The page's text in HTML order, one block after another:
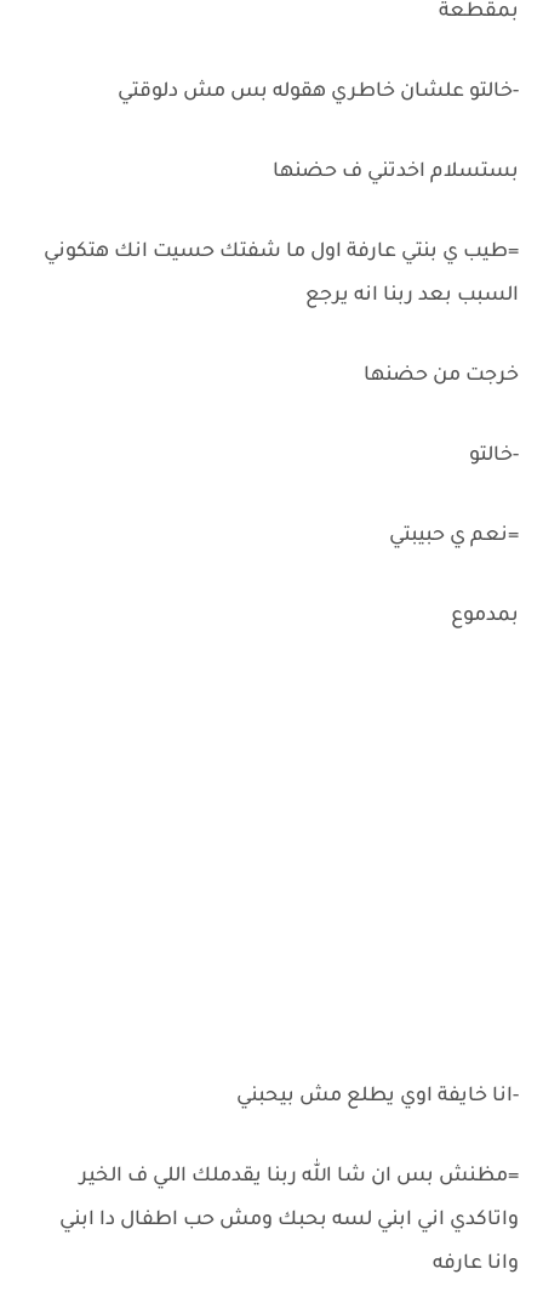
بمقطعة
-خالتو علشان خاطري هقوله بس مش دلوقتي
بستسلام اخدتني ف حضنها
=طيب ي بنتي عارفة اول ما شفتك حسيت انك هتكوني
السبب بعد ربنا انه يرجع
خرجت من حضنها
-خالتو
=نعم ي حبيبتي
بمدموع
-انا خايفة اوي يطلع مش بيحبني
=مظنش بس ان شا الله ربنا يقدملك اللي ف الخير
واتاكدي اني ابني لسه بحبك ومش حب اطفال دا ابني
وانا عارفه